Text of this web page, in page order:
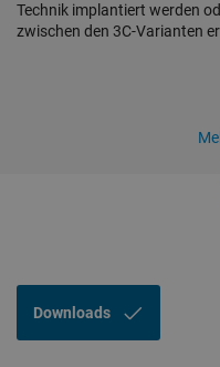
Technik implantiert werden
zwischen den 3C-Varianten
Downloads